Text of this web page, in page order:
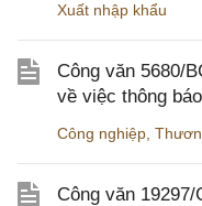
Xuất nhập khẩu
Công văn 5680/
về việc thông
Công nghiệp
Công văn